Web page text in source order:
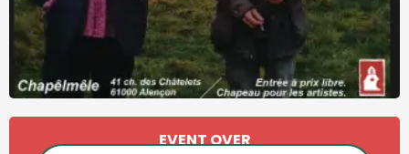
Horário e contactos
EVENT OVER